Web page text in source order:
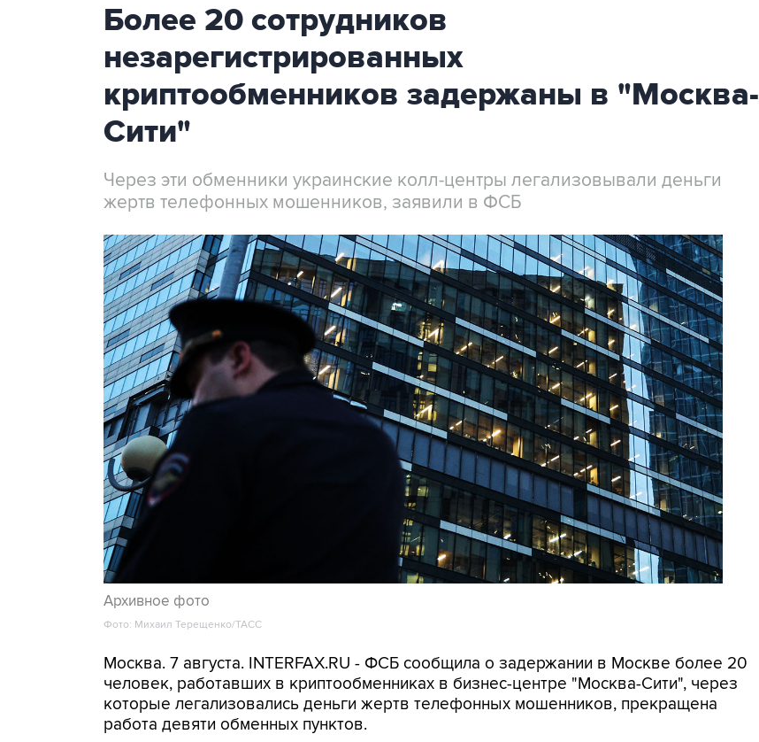
Более 20 сотрудников
незарегистрированных
криптообменников задержаны в "Москва-
Сити"
Через эти обменники украинские колл-центры легализовывали деньги
жертв телефонных мошенников, заявили в ФСБ
Архивное фото
Фото: Михаил Терещенко/ТАСС
Москва. 7 августа. INTERFAX.RU - ФСБ сообщила о задержании в Москве более 20
человек, работавших в криптообменниках в бизнес-центре "Москва-Сити", через
которые легализовались деньги жертв телефонных мошенников, прекращена
работа девяти обменных пунктов.